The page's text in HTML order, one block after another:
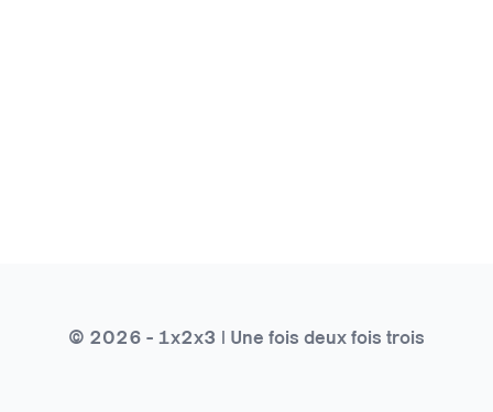
© 2026 - 1x2x3 | Une fois deux fois trois